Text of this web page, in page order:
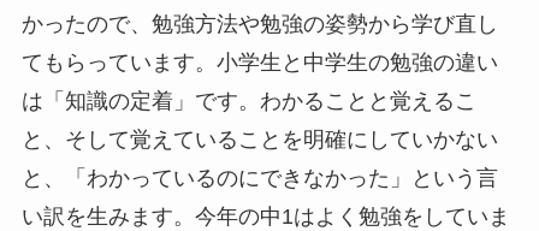
かったので、勉強方法や勉強の姿勢から学び直し
てもらっています。小学生と中学生の勉強の違い
は「知識の定着」です。わかることと覚えるこ
と、そして覚えていることを明確にしていかない
と、「わかっているのにできなかった」という言
い訳を生みます。今年の中1はよく勉強をしていま